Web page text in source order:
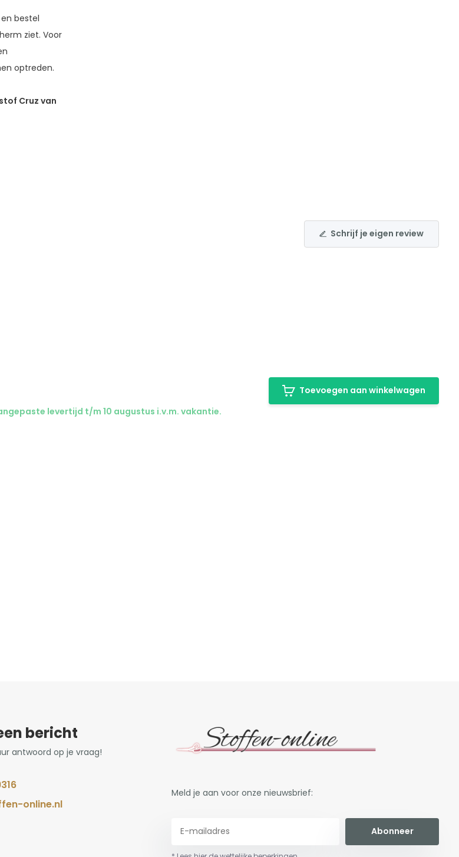
bestel
ziet. Voor
optreden.
Cruz van
Schrijf je eigen review
levertijd t/m 10 augustus i.v.m. vakantie.
Toevoegen aan winkelwagen
bericht
antwoord op je vraag!
online.nl
Meld je aan voor onze nieuwsbrief:
Abonneer